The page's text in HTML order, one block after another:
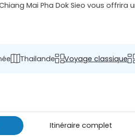
Mai Pha Dok Sieo vous
Thailande Voyage classique
Itinéraire complet